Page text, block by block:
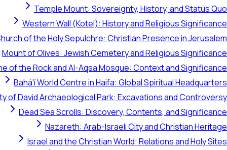
Temple Mount: Sovereignty, History, and Status Quo
Western Wall (Kotel): History and Religious Significance
of the Holy Sepulchre: Christian Presence in Jerusalem
Mount of Olives: Jewish Cemetery and Religious Significance
of the Rock and Al-Aqsa Mosque: Context and Significance
Bahá'í World Centre in Haifa: Global Spiritual Headquarters
of David Archaeological Park: Excavations and Controversy
Dead Sea Scrolls: Discovery, Contents, and Significance
Nazareth: Arab-Israeli City and Christian Heritage
Israel and the Christian World: Relations and Holy Sites